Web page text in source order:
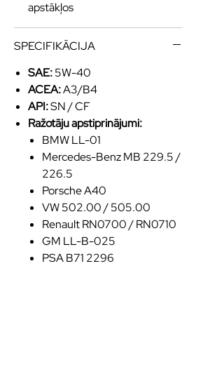
apstākļos
SPECIFIKĀCIJA
SAE:5W-40
ACEA:A3/B4
API:SN / CF
Ražotāju apstiprinājumi:
BMW LL-01
Mercedes-Benz MB 229.5 /
226.5
Porsche A40
VW 502.00 / 505.00
Renault RN0700 / RN0710
GM LL-B-025
PSA B71 2296